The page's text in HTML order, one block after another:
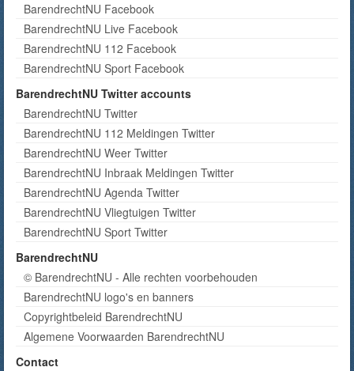
BarendrechtNU Facebook
BarendrechtNU Live Facebook
BarendrechtNU 112 Facebook
BarendrechtNU Sport Facebook
BarendrechtNU Twitter accounts
BarendrechtNU Twitter
BarendrechtNU 112 Meldingen Twitter
BarendrechtNU Weer Twitter
BarendrechtNU Inbraak Meldingen Twitter
BarendrechtNU Agenda Twitter
BarendrechtNU Vliegtuigen Twitter
BarendrechtNU Sport Twitter
BarendrechtNU
© BarendrechtNU - Alle rechten voorbehouden
BarendrechtNU logo's en banners
Copyrightbeleid BarendrechtNU
Algemene Voorwaarden BarendrechtNU
Contact